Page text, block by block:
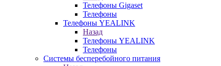
Телефоны Gigaset
Телефоны
Телефоны YEALINK
Назад
Телефоны YEALINK
Телефоны
Системы бесперебойного питания